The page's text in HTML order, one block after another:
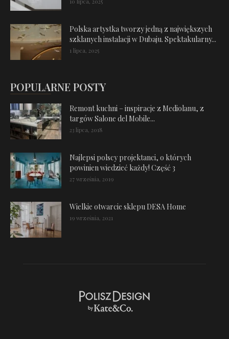
Polska artystka tworzy jedną z największych
szklanych instalacji w Dubaju. Spektakularny...
1 lipca, 2025
POPULARNE POSTY
Remont kuchni – inspiracje z Mediolanu, z
targów Salone del Mobile...
23 lipca, 2018
Najlepsi polscy projektanci, o których
powinien wiedzieć każdy! Część 3
27 września, 2019
Wielkie otwarcie sklepu DESA Home
19 września, 2021